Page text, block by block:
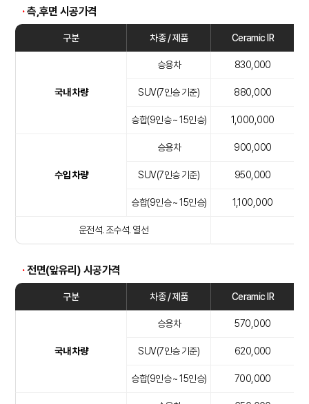
·측,후면 시공가격
구분 차종 / 제품 Ceramic IR
국내 차량
승용차 830,000
SUV(7인승 기준) 880,000
승합(9인승 ~ 15인승) 1,000,000
수입 차량
승용차 900,000
SUV(7인승 기준) 950,000
승합(9인승 ~ 15인승) 1,100,000
운전석. 조수석. 열선
·전면(앞유리) 시공가격
구분 차종 / 제품 Ceramic IR
국내 차량
승용차 570,000
SUV(7인승 기준) 620,000
승합(9인승 ~ 15인승) 700,000